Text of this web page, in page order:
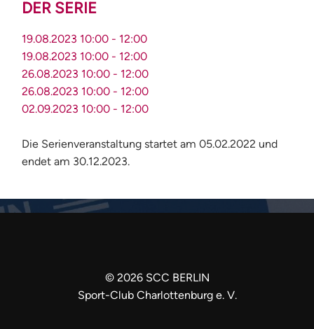
DER SERIE
19.08.2023 10:00 - 12:00
19.08.2023 10:00 - 12:00
26.08.2023 10:00 - 12:00
26.08.2023 10:00 - 12:00
02.09.2023 10:00 - 12:00
Die Serienveranstaltung startet am 05.02.2022 und
endet am 30.12.2023.
© 2026SCC BERLIN
Sport-Club Charlottenburg e. V.